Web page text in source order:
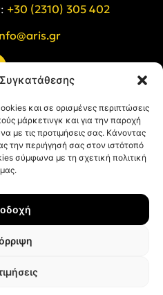
Συγκατάθεσης
και σε ορισμένες περιπτώσεις
μάρκετινγκ και για την παροχή
με τις προτιμήσεις σας. Κάνοντας
την περιήγησή σας στον ιστότοπό
σύμφωνα με τη σχετική πολιτική
μας.
+30 (2310) 305 402
Χρήσης
Cookies